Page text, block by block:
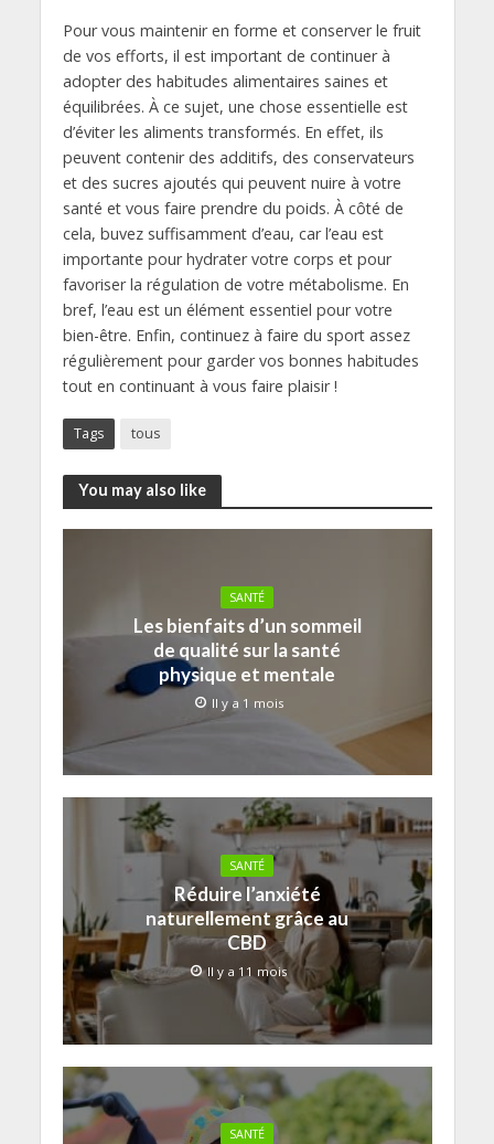
Pour vous maintenir en forme et conserver le fruit
de vos efforts, il est important de continuer à
adopter des habitudes alimentaires saines et
équilibrées. À ce sujet, une chose essentielle est
d’éviter les aliments transformés. En effet, ils
peuvent contenir des additifs, des conservateurs
et des sucres ajoutés qui peuvent nuire à votre
santé et vous faire prendre du poids. À côté de
cela, buvez suffisamment d’eau, car l’eau est
importante pour hydrater votre corps et pour
favoriser la régulation de votre métabolisme. En
bref, l’eau est un élément essentiel pour votre
bien-être. Enfin, continuez à faire du sport assez
régulièrement pour garder vos bonnes habitudes
tout en continuant à vous faire plaisir !
Tags tous
You may also like
SANTÉ
Les bienfaits d’un sommeil
de qualité sur la santé
physique et mentale
Il y a 1 mois
SANTÉ
Réduire l’anxiété
naturellement grâce au
CBD
Il y a 11 mois
SANTÉ